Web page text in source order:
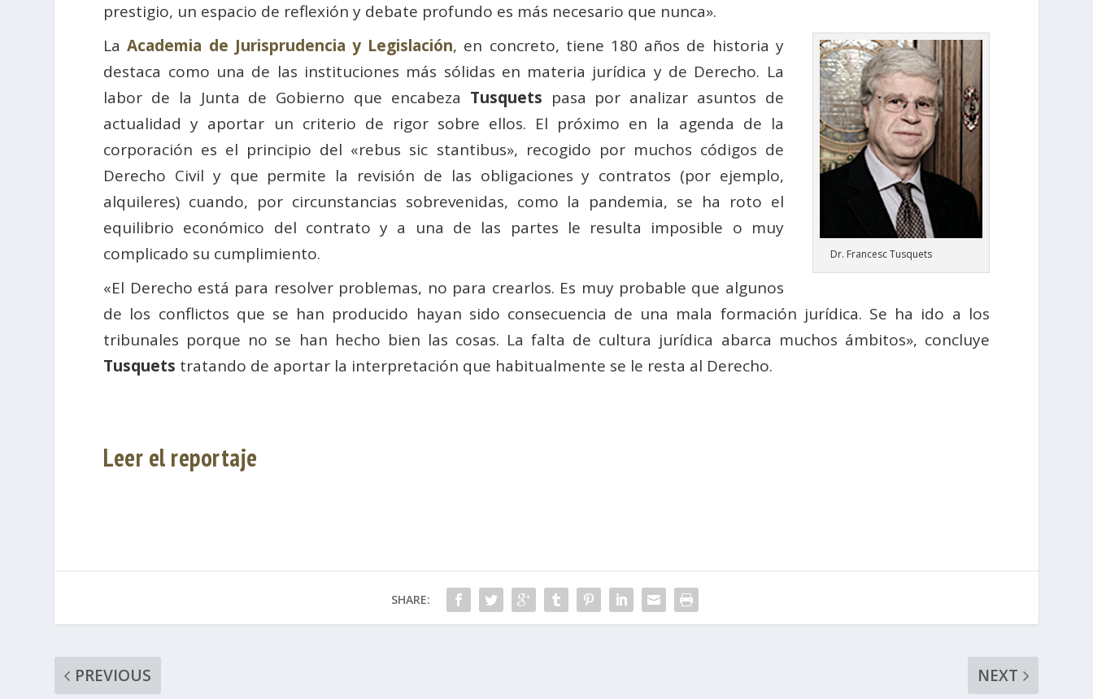
prestigio, un espacio de reflexión y debate profundo es más necesario que nunca».
Dr. Francesc Tusquets
LaAcademia de Jurisprudencia y Legislación, en concreto, tiene 180 años de historia y
destaca como una de las instituciones más sólidas en materia jurídica y de Derecho. La
labor de la Junta de Gobierno que encabeza Tusquets pasa por analizar asuntos de
actualidad y aportar un criterio de rigor sobre ellos. El próximo en la agenda de la
corporación es el principio del «rebus sic stantibus», recogido por muchos códigos de
Derecho Civil y que permite la revisión de las obligaciones y contratos (por ejemplo,
alquileres) cuando, por circunstancias sobrevenidas, como la pandemia, se ha roto el
equilibrio económico del contrato y a una de las partes le resulta imposible o muy
complicado su cumplimiento.
«El Derecho está para resolver problemas, no para crearlos. Es muy probable que algunos
de los conflictos que se han producido hayan sido consecuencia de una mala formación jurídica. Se ha ido a los
tribunales porque no se han hecho bien las cosas. La falta de cultura jurídica abarca muchos ámbitos», concluye
Tusquets tratando de aportar la interpretación que habitualmente se le resta al Derecho.
Leer el reportaje
SHARE:
PREVIOUS
NEXT